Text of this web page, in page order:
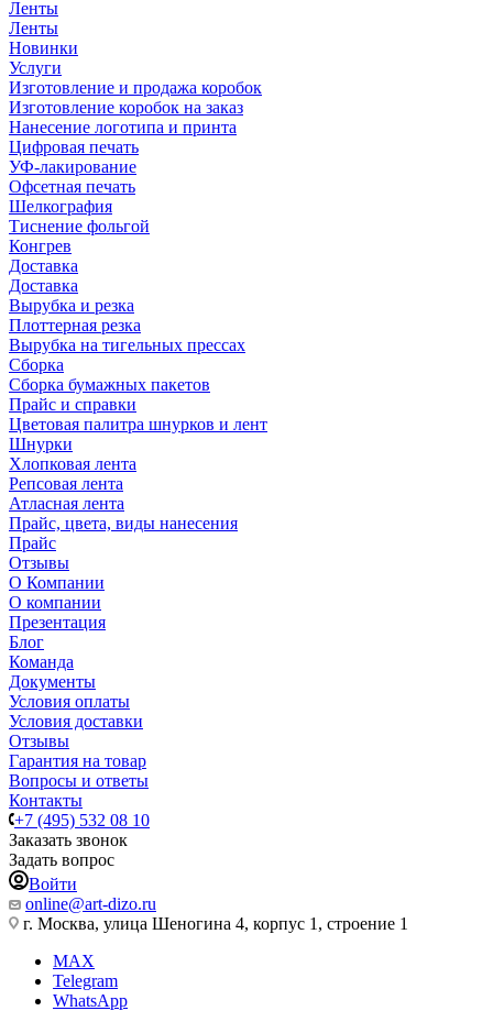
Ленты
Ленты
Новинки
Услуги
Изготовление и продажа коробок
Изготовление коробок на заказ
Нанесение логотипа и принта
Цифровая печать
УФ-лакирование
Офсетная печать
Шелкография
Тиснение фольгой
Конгрев
Доставка
Доставка
Вырубка и резка
Плоттерная резка
Вырубка на тигельных прессах
Сборка
Сборка бумажных пакетов
Прайс и справки
Цветовая палитра шнурков и лент
Шнурки
Хлопковая лента
Репсовая лента
Атласная лента
Прайс, цвета, виды нанесения
Прайс
Отзывы
О Компании
О компании
Презентация
Блог
Команда
Документы
Условия оплаты
Условия доставки
Отзывы
Гарантия на товар
Вопросы и ответы
Контакты
+7 (495) 532 08 10
Заказать звонок
Задать вопрос
Войти
online@art-dizo.ru
г. Москва, улица Шеногина 4, корпус 1, строение 1
MAX
Telegram
WhatsApp